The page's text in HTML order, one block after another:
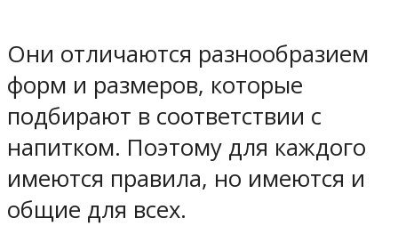
Они отличаются разнообразием
форм и размеров, которые
подбирают в соответствии с
напитком. Поэтому для каждого
имеются правила, но имеются и
общие для всех.